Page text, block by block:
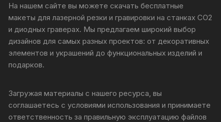
На нашем сайте вы можете скачать бесплатные
макеты для лазерной резки и гравировки на станках CO2
и диодных граверах. Мы предлагаем широкий выбор
дизайнов для самых разных проектов: от декоративных
элементов и украшений до функциональных изделий и
подарков.
Загружая материалы с нашего ресурса, вы
соглашаетесь с условиями использования и принимаете
ответственность за правильную эксплуатацию файлов